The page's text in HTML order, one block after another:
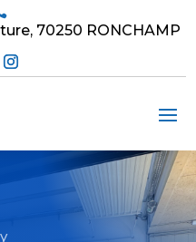
70250 RONCHAMP